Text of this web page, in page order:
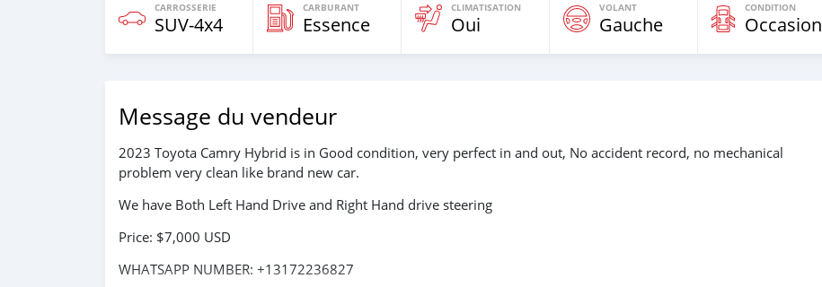
CARROSSERIE
SUV‒4x4
CARBURANT
Essence
CLIMATISATION
Oui
VOLANT
Gauche
CONDITION
Occasion
Message du vendeur
2023 Toyota Camry Hybrid is in Good condition, very perfect in and out, No accident record, no mechanical
problem very clean like brand new car.
We have Both Left Hand Drive and Right Hand drive steering
Price: $7,000 USD
WHATSAPP NUMBER: +13172236827